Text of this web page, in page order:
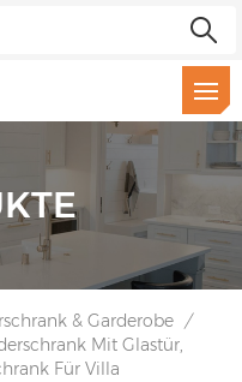
& Garderobe /
Mit Glastür,
Für Villa